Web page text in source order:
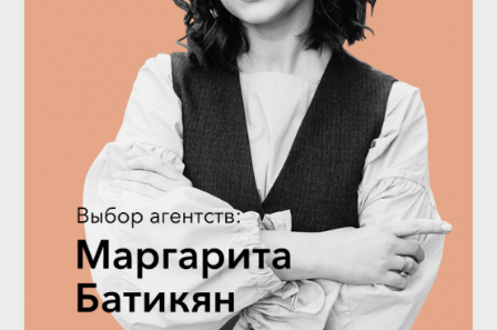
ИНТЕРВЬЮ
Выбор агентств: декоратор
Маргарита Батикян